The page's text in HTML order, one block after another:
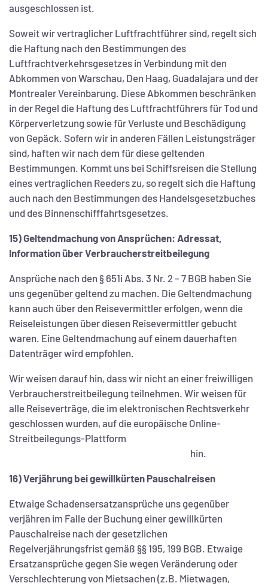
ausgeschlossen ist.
Soweit wir vertraglicher Luftfrachtführer sind, regelt sich
die Haftung nach den Bestimmungen des
Luftfrachtverkehrsgesetzes in Verbindung mit den
Abkommen von Warschau, Den Haag, Guadalajara und der
Montrealer Vereinbarung. Diese Abkommen beschränken
in der Regel die Haftung des Luftfrachtführers für Tod und
Körperverletzung sowie für Verluste und Beschädigung
von Gepäck. Sofern wir in anderen Fällen Leistungsträger
sind, haften wir nach dem für diese geltenden
Bestimmungen. Kommt uns bei Schiffsreisen die Stellung
eines vertraglichen Reeders zu, so regelt sich die Haftung
auch nach den Bestimmungen des Handelsgesetzbuches
und des Binnenschifffahrtsgesetzes.
15) Geltendmachung von Ansprüchen: Adressat,
Information über Verbraucherstreitbeilegung
Ansprüche nach den § 651i Abs. 3 Nr. 2 – 7 BGB haben Sie
uns gegenüber geltend zu machen. Die Geltendmachung
kann auch über den Reisevermittler erfolgen, wenn die
Reiseleistungen über diesen Reisevermittler gebucht
waren. Eine Geltendmachung auf einem dauerhaften
Datenträger wird empfohlen.
Wir weisen darauf hin, dass wir nicht an einer freiwilligen
Verbraucherstreitbeilegung teilnehmen. Wir weisen für
alle Reiseverträge, die im elektronischen Rechtsverkehr
geschlossen wurden, auf die europäische Online-
Streitbeilegungs-Plattform
hin.
16) Verjährung bei gewillkürten Pauschalreisen
Etwaige Schadensersatzansprüche uns gegenüber
verjähren im Falle der Buchung einer gewillkürten
Pauschalreise nach der gesetzlichen
Regelverjährungsfrist gemäß §§ 195, 199 BGB. Etwaige
Ersatzansprüche gegen Sie wegen Veränderung oder
Verschlechterung von Mietsachen (z.B. Mietwagen,